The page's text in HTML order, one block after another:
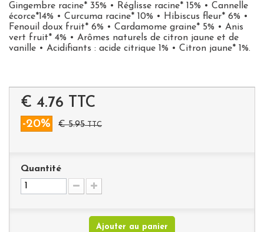
Gingembre racine* 35% • Réglisse racine* 15% • Cannelle
écorce*14% • Curcuma racine* 10% • Hibiscus fleur* 6% •
Fenouil doux fruit* 6% • Cardamome graine* 5% • Anis
vert fruit* 4% • Arômes naturels de citron jaune et de
vanille • Acidifiants : acide citrique 1% • Citron jaune* 1%.
€ 4.76 TTC
-20% € 5.95TTC
Quantité
Ajouter au panier